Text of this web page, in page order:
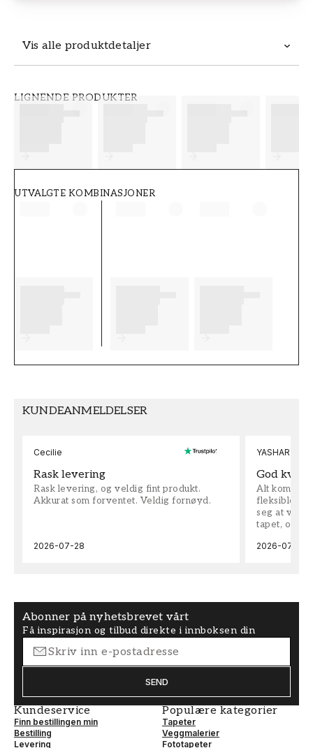
Vis alle produktdetaljer
LIGNENDE PRODUKTER
UTVALGTE KOMBINASJONER
KUNDEANMELDELSER
Cecilie
Rask levering
Rask levering, og veldig fint produkt.
Akkurat som forventet. Veldig fornøyd.
2026-07-28
YASHAR
God
Alt kom
fleksible på
seg at vi
tapet, og
2026-07-04
Abonner på nyhetsbrevet vårt
Få inspirasjon og tilbud direkte i innboksen din
SEND
Kundeservice
Finn bestillingen min
Bestilling
Levering
Populære kategorier
Tapeter
Veggmalerier
Fototapeter